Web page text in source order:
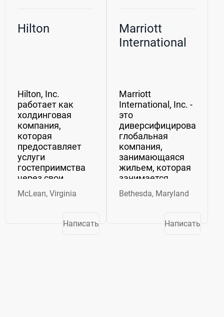
Hilton
Hilton, Inc.
работает как
холдинговая
компания,
которая
предоставляет
услуги
гостеприимства
через свои
дочерние
компании. Он
владением,
McLean, Virginia
Написать
Marriott
International
Marriott
International, Inc. -
это
диверсифицированная
глобальная
компания,
занимающаяся
жильем, которая
занимается
эксплуатацией и
франшизой
корпоративного
Bethesda, Maryland
Написать